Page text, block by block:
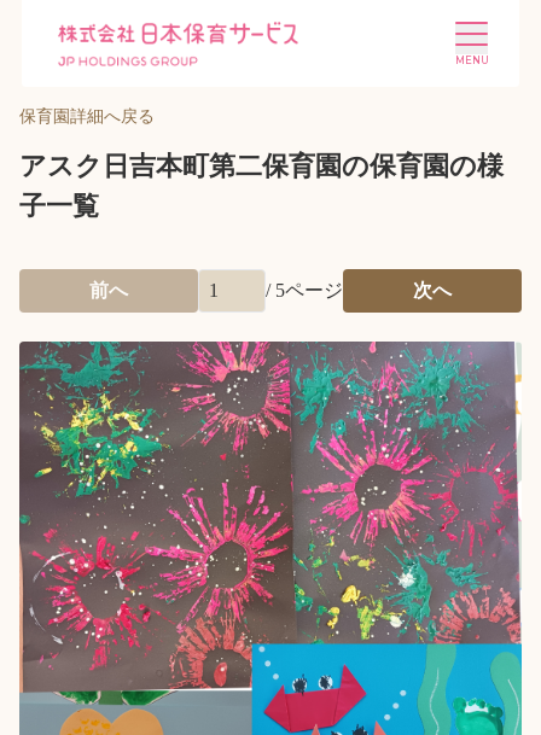
施設を探す 選ばれる理由
会社概要 ニュース
投資家情報 採用情報
Language
ホーム
利用者の声
プライバシーポリシー
保育園詳細へ戻る
アスク日吉本町第二保育園の保育園の様
子一覧
前へ / 5ページ 次へ